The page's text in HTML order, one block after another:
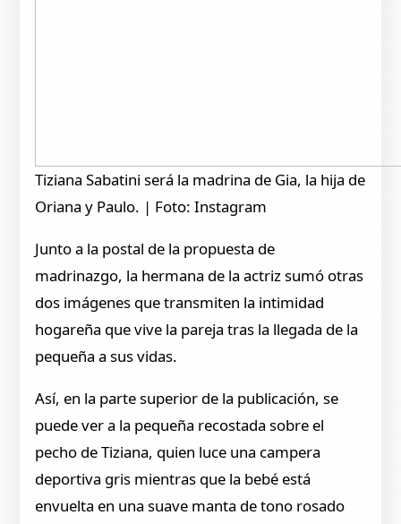
Tiziana Sabatini será la madrina de Gia, la hija de
Oriana y Paulo. | Foto: Instagram
Junto a la postal de la propuesta de
madrinazgo, la hermana de la actriz sumó otras
dos imágenes que transmiten la intimidad
hogareña que vive la pareja tras la llegada de la
pequeña a sus vidas.
Así, en la parte superior de la publicación, se
puede ver a la pequeña recostada sobre el
pecho de Tiziana, quien luce una campera
deportiva gris mientras que la bebé está
envuelta en una suave manta de tono rosado